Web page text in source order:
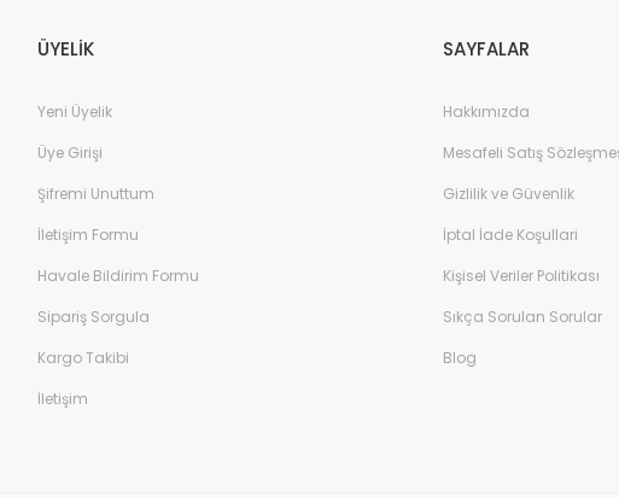
ÜYELİK
Yeni Üyelik
Üye Girişi
Şifremi Unuttum
İletişim Formu
Havale Bildirim Formu
Sipariş Sorgula
Kargo Takibi
İletişim
SAYFALAR
Hakkımızda
Mesafeli Satış
Gizlilik ve Güvenlik
İptal İade Koşullari
Kişisel Veriler Politikası
Sıkça Sorulan Sorular
Blog